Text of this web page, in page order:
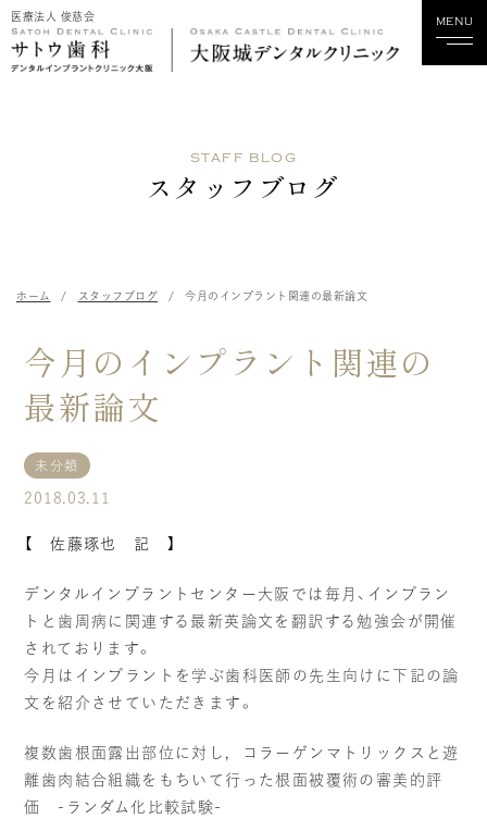
医療法人 俊慈会 MENU
料金
歯科関係の方へ
採用情報
ご予約・お問い合わせ
STAFF BLOG
スタッフブログ
ホーム スタッフブログ 今月のインプラント関連の最新論文
今月のインプラント関連の
最新論文
未分類
2018.03.11
【 佐藤琢也 記 】
デンタルインプラントセンター大阪では毎月、インプラン
トと歯周病に関連する最新英論文を翻訳する勉強会が開催
されております。
今月はインプラントを学ぶ歯科医師の先生向けに下記の論
文を紹介させていただきます。
複数歯根面露出部位に対し，コラーゲンマトリックスと遊
離歯肉結合組織をもちいて行った根面被覆術の審美的評
価 -ランダム化比較試験-